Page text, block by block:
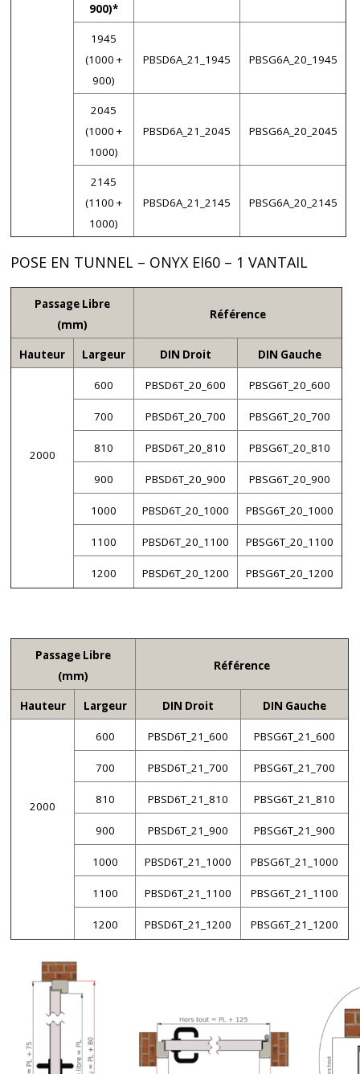
900)*
1945
(1000 +
900)
PBSD6A_21_1945 PBSG6A_20_1945
2045
(1000 +
1000)
PBSD6A_21_2045 PBSG6A_20_2045
2145
(1100 +
1000)
PBSD6A_21_2145 PBSG6A_20_2145
POSE EN TUNNEL – ONYX EI60 – 1 VANTAIL
Passage Libre
(mm)
Référence
Hauteur Largeur DIN Droit DIN Gauche
2000
600 PBSD6T_20_600 PBSG6T_20_600
700 PBSD6T_20_700 PBSG6T_20_700
810 PBSD6T_20_810 PBSG6T_20_810
900 PBSD6T_20_900 PBSG6T_20_900
1000 PBSD6T_20_1000 PBSG6T_20_1000
1100 PBSD6T_20_1100 PBSG6T_20_1100
1200 PBSD6T_20_1200 PBSG6T_20_1200
Passage Libre
(mm)
Référence
Hauteur Largeur DIN Droit DIN Gauche
2000
600 PBSD6T_21_600 PBSG6T_21_600
700 PBSD6T_21_700 PBSG6T_21_700
810 PBSD6T_21_810 PBSG6T_21_810
900 PBSD6T_21_900 PBSG6T_21_900
1000 PBSD6T_21_1000 PBSG6T_21_1000
1100 PBSD6T_21_1100 PBSG6T_21_1100
1200 PBSD6T_21_1200 PBSG6T_21_1200